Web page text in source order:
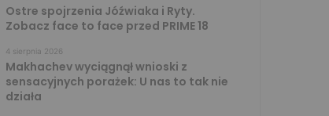
Ostre spojrzenia Jóźwiaka i Ryty.
Zobacz face to face przed PRIME 18
4 sierpnia 2026
Makhachev wyciągnął wnioski z
sensacyjnych porażek: U nas to tak nie
działa